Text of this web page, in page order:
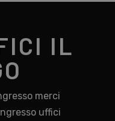
IL
merci
uffici